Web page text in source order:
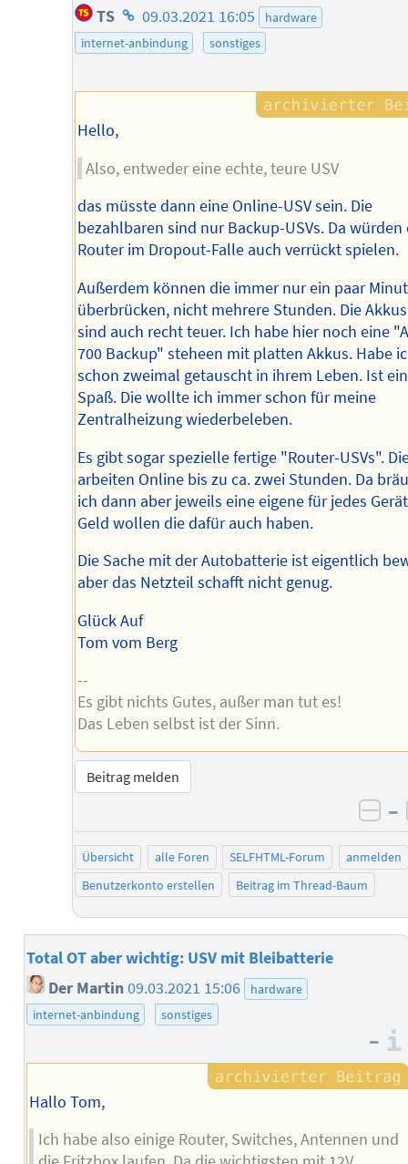
TS Homepage
des
09.03.2021 16:05
hardware
internet-anbindung
sonstiges
Hello,
Also, entweder eine echte, teure USV
das müsste dann eine Online-USV sein. Die
bezahlbaren sind nur Backup-USVs. Da würden
Router im Dropout-Falle auch verrückt spielen.
Außerdem können die immer nur ein paar
überbrücken, nicht mehrere Stunden. Die
sind auch recht teuer. Ich habe hier noch eine
700 Backup" steheen mit platten Akkus. Habe
schon zweimal getauscht in ihrem Leben. Ist
Spaß. Die wollte ich immer schon für meine
Zentralheizung wiederbeleben.
Es gibt sogar spezielle fertige "Router-USVs".
arbeiten Online bis zu ca. zwei Stunden. Da
ich dann aber jeweils eine eigene für jedes
Geld wollen die dafür auch haben.
Die Sache mit der Autobatterie ist eigentlich
aber das Netzteil schafft nicht genug.
Glück Auf
Tom vom Berg
--
Es gibt nichts Gutes, außer man tut es!
Das Leben selbst ist der Sinn.
Beitrag melden
–
Übersicht alle Foren SELFHTML-Forum
anmelden
Benutzerkonto erstellen
Beitrag im Thread-Baum
Total OT aber wichtig: USV mit Bleibatterie
Der Martin09.03.2021 15:06
hardware
internet-anbindung
sonstiges
–
Hallo Tom,
Ich habe also einige Router, Switches, Antennen und